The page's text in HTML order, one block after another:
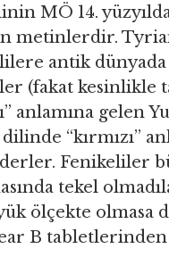
MÖ 14.
metinlerdir.
antik dünyada
(fakat kesinlikle
anlamına gelen
“kırmızı”
Fenikeliler
tekel
ölçekte olmasa
B